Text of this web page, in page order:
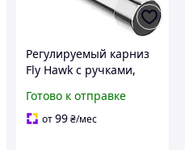
Регулируемый карниз
Fly Hawk с ручками,
набором фурнитуры из
нержавеющей стали,
Готово к отправке
от99₴/мес